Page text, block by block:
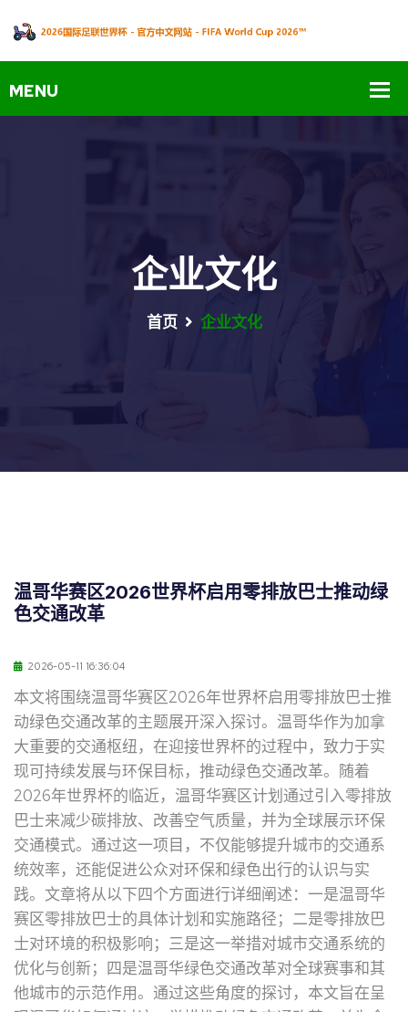
企业文化
首页 企业文化
温哥华赛区2026世界杯启用零排放巴士推动绿
色交通改革
2026-05-11 16:36:04
本文将围绕温哥华赛区2026年世界杯启用零排放巴士推
动绿色交通改革的主题展开深入探讨。温哥华作为加拿
大重要的交通枢纽，在迎接世界杯的过程中，致力于实
现可持续发展与环保目标，推动绿色交通改革。随着
2026年世界杯的临近，温哥华赛区计划通过引入零排放
巴士来减少碳排放、改善空气质量，并为全球展示环保
交通模式。通过这一项目，不仅能够提升城市的交通系
统效率，还能促进公众对环保和绿色出行的认识与实
践。文章将从以下四个方面进行详细阐述：一是温哥华
赛区零排放巴士的具体计划和实施路径；二是零排放巴
士对环境的积极影响；三是这一举措对城市交通系统的
优化与创新；四是温哥华绿色交通改革对全球赛事和其
他城市的示范作用。通过这些角度的探讨，本文旨在呈